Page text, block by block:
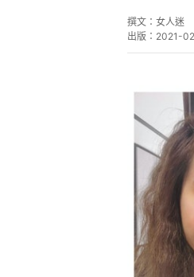
撰文： 女人迷
出版： 2021-